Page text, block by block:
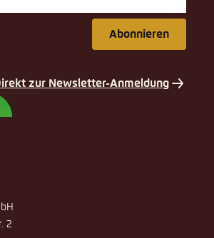
Abonnieren
zur Newsletter-Anmeldung
2